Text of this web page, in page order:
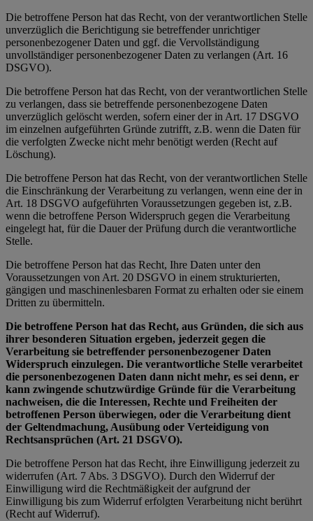
Die betroffene Person hat das Recht, von der verantwortlichen Stelle
unverzüglich die Berichtigung sie betreffender unrichtiger
personenbezogener Daten und ggf. die Vervollständigung
unvollständiger personenbezogener Daten zu verlangen (Art. 16
DSGVO).
Die betroffene Person hat das Recht, von der verantwortlichen Stelle
zu verlangen, dass sie betreffende personenbezogene Daten
unverzüglich gelöscht werden, sofern einer der in Art. 17 DSGVO
im einzelnen aufgeführten Gründe zutrifft, z.B. wenn die Daten für
die verfolgten Zwecke nicht mehr benötigt werden (Recht auf
Löschung).
Die betroffene Person hat das Recht, von der verantwortlichen Stelle
die Einschränkung der Verarbeitung zu verlangen, wenn eine der in
Art. 18 DSGVO aufgeführten Voraussetzungen gegeben ist, z.B.
wenn die betroffene Person Widerspruch gegen die Verarbeitung
eingelegt hat, für die Dauer der Prüfung durch die verantwortliche
Stelle.
Die betroffene Person hat das Recht, Ihre Daten unter den
Voraussetzungen von Art. 20 DSGVO in einem strukturierten,
gängigen und maschinenlesbaren Format zu erhalten oder sie einem
Dritten zu übermitteln.
Die betroffene Person hat das Recht, aus Gründen, die sich aus
ihrer besonderen Situation ergeben, jederzeit gegen die
Verarbeitung sie betreffender personenbezogener Daten
Widerspruch einzulegen. Die verantwortliche Stelle verarbeitet
die personenbezogenen Daten dann nicht mehr, es sei denn, er
kann zwingende schutzwürdige Gründe für die Verarbeitung
nachweisen, die die Interessen, Rechte und Freiheiten der
betroffenen Person überwiegen, oder die Verarbeitung dient
der Geltendmachung, Ausübung oder Verteidigung von
Rechtsansprüchen (Art. 21 DSGVO).
Die betroffene Person hat das Recht, ihre Einwilligung jederzeit zu
widerrufen (Art. 7 Abs. 3 DSGVO). Durch den Widerruf der
Einwilligung wird die Rechtmäßigkeit der aufgrund der
Einwilligung bis zum Widerruf erfolgten Verarbeitung nicht berührt
(Recht auf Widerruf).